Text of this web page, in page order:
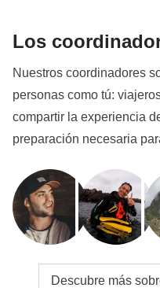
Los
Nuestros coordinadores
personas como tú:
compartir la experiencia
preparación necesaria
Descubre más